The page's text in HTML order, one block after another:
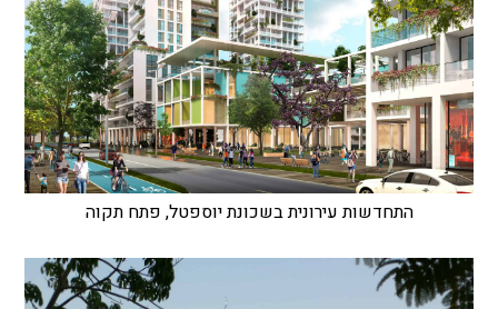
התחדשות עירונית בשכונת יוספטל, פתח תקוה